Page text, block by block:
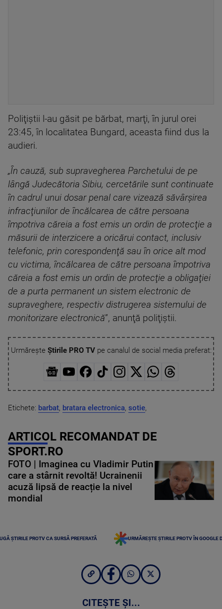
Poliţiştii l-au găsit pe bărbat, marţi, în jurul orei
23:45, în localitatea Bungard, aceasta fiind dus la
audieri.
„În cauză, sub supravegherea Parchetului de pe
lângă Judecătoria Sibiu, cercetările sunt continuate
în cadrul unui dosar penal care vizează săvârşirea
infracţiunilor de încălcarea de către persoana
împotriva căreia a fost emis un ordin de protecţie a
măsurii de interzicere a oricărui contact, inclusiv
telefonic, prin corespondenţă sau în orice alt mod
cu victima, încălcarea de către persoana împotriva
căreia a fost emis un ordin de protecţie a obligaţiei
de a purta permanent un sistem electronic de
supraveghere, respectiv distrugerea sistemului de
monitorizare electronică”, anunţă poliţiştii.
Urmărește Știrile PRO TVpe canalul de social media preferat:
Etichete: barbat, bratara electronica, sotie,
ARTICOL RECOMANDAT DE
SPORT.RO
FOTO | Imaginea cu Vladimir Putin
care a stârnit revoltă! Ucrainenii
acuză lipsă de reacție la nivel
mondial
ȘTIRILE PROTV CA SURSĂ PREFERATĂ URMĂREȘTE ȘTIRILE PROTV ÎN GOOGLE
CITEȘTE ȘI...